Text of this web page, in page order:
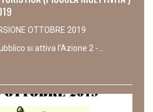
OTTOBRE 2019
si attiva l’Azione 2 -...